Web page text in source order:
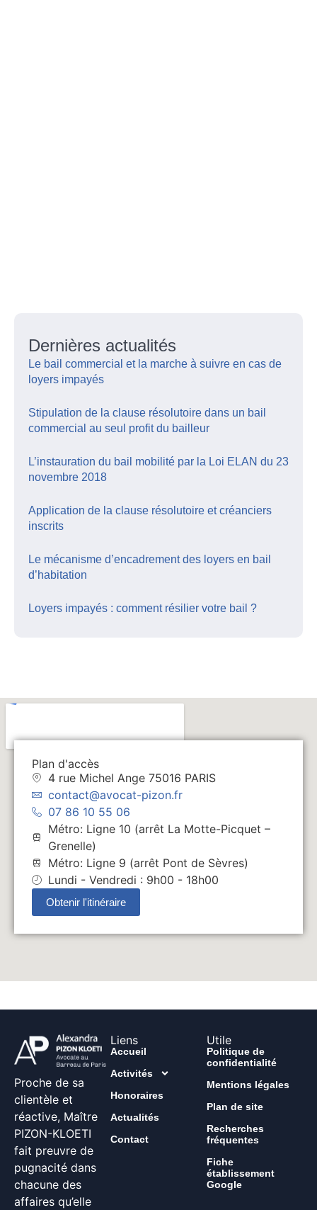
Dernières actualités
Le bail commercial et la marche à suivre en cas de
loyers impayés
Stipulation de la clause résolutoire dans un bail
commercial au seul profit du bailleur
L’instauration du bail mobilité par la Loi ELAN du 23
novembre 2018
Application de la clause résolutoire et créanciers
inscrits
Le mécanisme d’encadrement des loyers en bail
d’habitation
Loyers impayés : comment résilier votre bail ?
Plan d'accès
4 rue Michel Ange 75016 PARIS
contact@avocat-pizon.fr
07 86 10 55 06
Métro: Ligne 10 (arrêt La Motte-Picquet –
Grenelle)
Métro: Ligne 9 (arrêt Pont de Sèvres)
Lundi - Vendredi : 9h00 - 18h00
Obtenir l'itinéraire
Proche de sa
clientèle et
réactive, Maître
PIZON-KLOETI
fait preuvre de
pugnacité dans
chacune des
affaires qu’elle
Liens
Accueil
Activités
Honoraires
Actualités
Contact
Utile
Politique de
confidentialité
Mentions légales
Plan de site
Recherches
fréquentes
Fiche
établissement
Google